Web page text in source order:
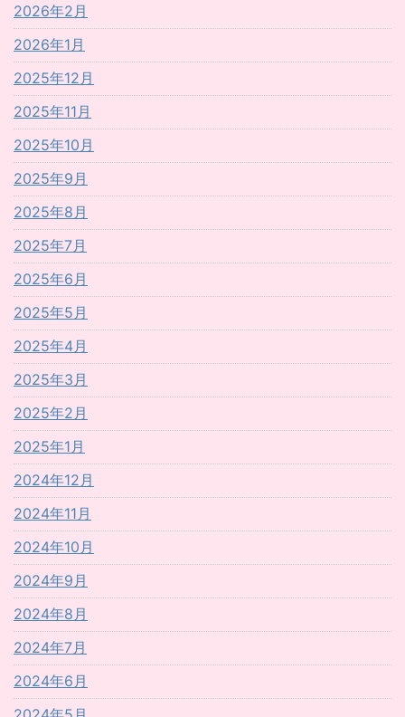
2026年2月
2026年1月
2025年12月
2025年11月
2025年10月
2025年9月
2025年8月
2025年7月
2025年6月
2025年5月
2025年4月
2025年3月
2025年2月
2025年1月
2024年12月
2024年11月
2024年10月
2024年9月
2024年8月
2024年7月
2024年6月